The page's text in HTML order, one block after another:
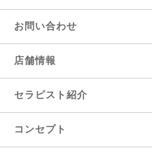
お問い合わせ
店舗情報
セラピスト紹介
コンセプト